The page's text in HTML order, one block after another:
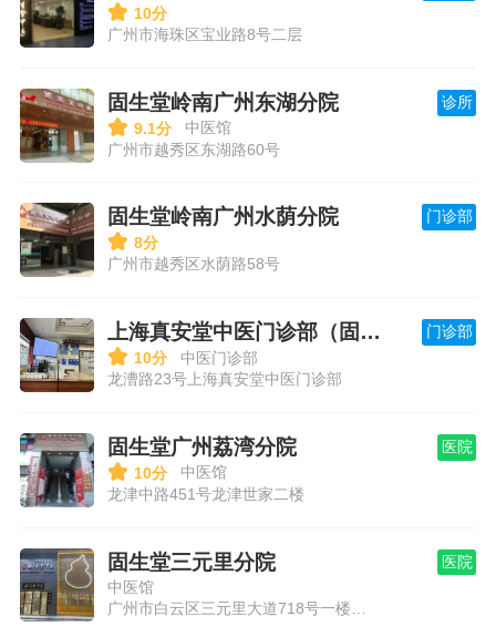
 10分
广州市海珠区宝业路8号二层
固生堂岭南广州东湖分院 诊所
 9.1分
中医馆
广州市越秀区东湖路60号
固生堂岭南广州水荫分院 门诊部
 8分
广州市越秀区水荫路58号
上海真安堂中医门诊部（固生堂） 门诊部
 10分
中医门诊部
龙漕路23号上海真安堂中医门诊部
固生堂广州荔湾分院 医院
 10分
中医馆
龙津中路451号龙津世家二楼
固生堂三元里分院
医院
中医馆